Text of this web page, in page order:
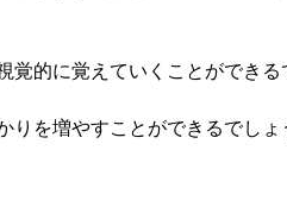
的に覚えていくことができる
を増やすことができるでしょ